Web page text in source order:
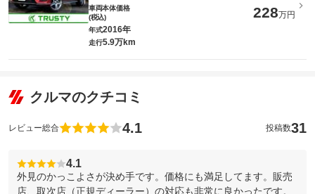
車両本体価格
(税込)
228万円
年式2016年
走行5.9万km
クルマのクチコミ
レビュー総合 4.1 投稿数31
4.1
外見のかっこよさが決め手です。価格にも満足してます。販売
店、取次店（正規ディーラー）の対応も非常に良かったです。